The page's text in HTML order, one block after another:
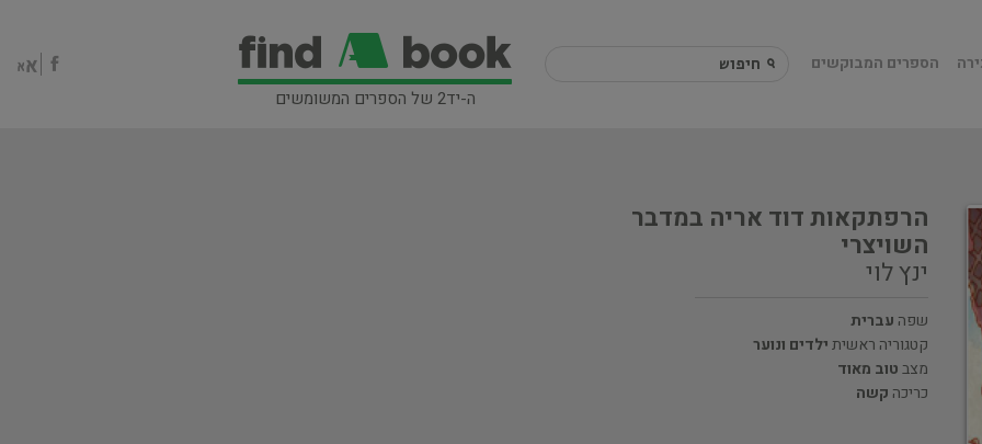
ה-יד2 של הספרים המשומשים
הספרים המבוקשים
הרפתקאות דוד אריה במדבר
השויצרי
ינץ לוי
שפה עברית
קטגוריה ראשיתילדים ונוער
מצבטוב מאוד
כריכה קשה